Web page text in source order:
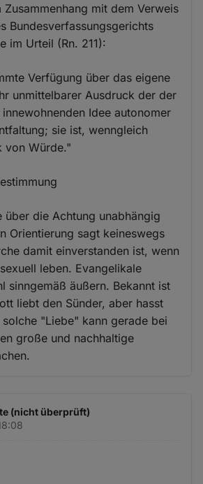
Zusammenhang mit dem Verweis
Bundesverfassungsgerichts
im Urteil (Rn. 211):
Verfügung über das eigene
unmittelbarer Ausdruck der der
Idee autonomer
sie ist, wenngleich
von Würde."
über die Achtung unabhängig
Orientierung sagt keineswegs
damit einverstanden ist, wenn
leben. Evangelikale
sinngemäß äußern. Bekannt ist
liebt den Sünder, aber hasst
solche "Liebe" kann gerade bei
große und nachhaltige
(nicht überprüft)